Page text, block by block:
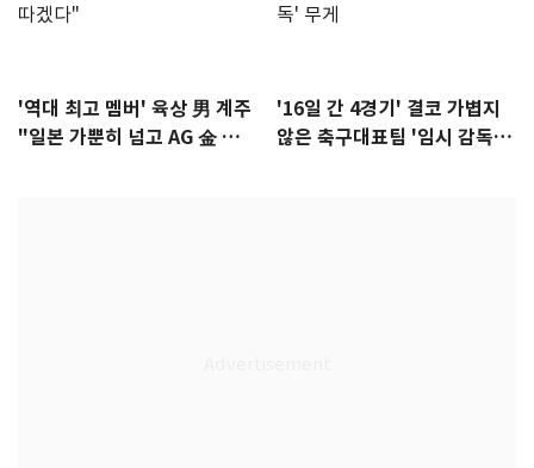
'역대 최고 멤버' 육상 男 계주
"일본 가뿐히 넘고 AG 金 따겠
'16일 간 4경기' 결코 가볍지
않은 축구대표팀 '임시 감독'